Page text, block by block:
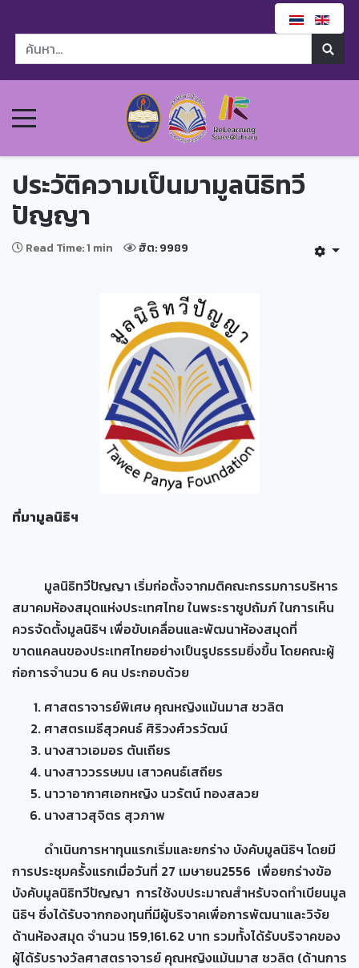
ประวัติความเป็นมามูลนิธิทวี
ปัญญา
Read Time: 1 min ฮิต: 9989
ที่มามูลนิธิฯ
มูลนิธิทวีปัญญา เริ่มก่อตั้งจากมติคณะกรรมการบริหาร
สมาคมห้องสมุดแห่งประเทศไทย ในพระราชูปถัมภ์ ในการเห็น
ควรจัดตั้งมูลนิธิฯ เพื่อขับเคลื่อนและพัฒนาห้องสมุดที่
ขาดแคลนของประเทศไทยอย่างเป็นรูปธรรมยิ่งขึ้น โดยคณะผู้
ก่อการจำนวน 6 คน ประกอบด้วย
ศาสตราจารย์พิเศษ คุณหญิงแม้นมาส ชวลิต
ศาสตรเมธีสุวคนธ์ ศิริวงศ์วรวัฒน์
นางสาวเอมอร ตันเถียร
นางสาววรรษมน เสาวคนธ์เสถียร
นาวาอากาศเอกหญิง นวรัตน์ ทองสลวย
นางสาวสุจิตร สุวภาพ
ดำเนินการหาทุนแรกเริ่มและยกร่าง บังคับมูลนิธิฯ โดยมี
การประชุมครั้งแรกเมื่อวันที่ 27 เมษายน2556 เพื่อยกร่างข้อ
บังคับมูลนิธิทวีปัญญา การใช้งบประมาณสำหรับจดทำเบียนมูล
นิธิฯ ซึ่งได้รับจากกองทุนที่มีผู้บริจาคเพื่อการพัฒนาและวิจัย
ด้านห้องสมุด จำนวน 159,161.62 บาท รวมทั้งได้รับบริจาคของ
ผู้ได้รับรางวัลศาสตราจารย์ คุณหญิงแม้นมาส ชวลิต (ด้านการ